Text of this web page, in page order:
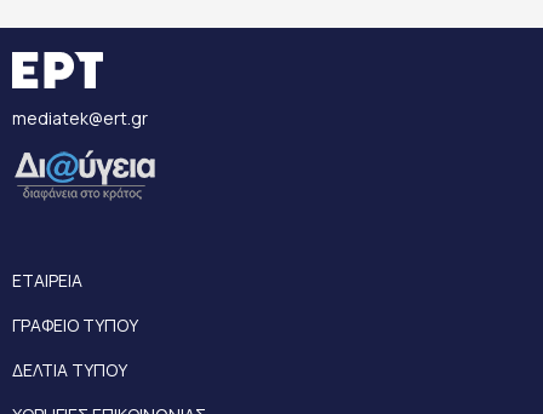
mediatek@ert.gr
ΕΤΑΙΡΕΙΑ
ΓΡΑΦΕΙΟ ΤΥΠΟΥ
ΔΕΛΤΙΑ ΤΥΠΟΥ